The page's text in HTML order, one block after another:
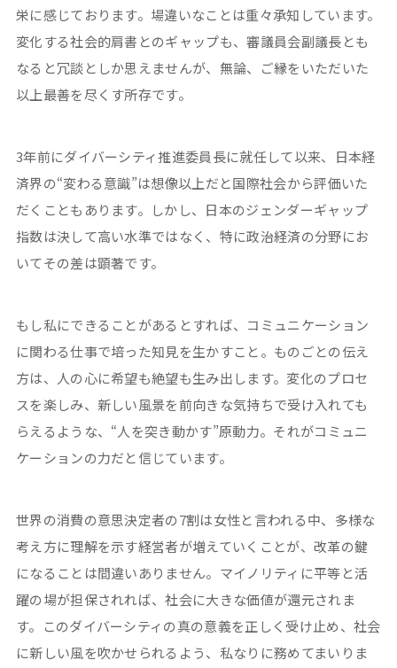
栄に感じております。場違いなことは重々承知しています。
変化する社会的肩書とのギャップも、審議員会副議長とも
なると冗談としか思えませんが、無論、ご縁をいただいた
以上最善を尽くす所存です。
3年前にダイバーシティ推進委員長に就任して以来、日本経
済界の“変わる意識”は想像以上だと国際社会から評価いた
だくこともあります。しかし、日本のジェンダーギャップ
指数は決して高い水準ではなく、特に政治経済の分野にお
いてその差は顕著です。
もし私にできることがあるとすれば、コミュニケーション
に関わる仕事で培った知見を生かすこと。ものごとの伝え
方は、人の心に希望も絶望も生み出します。変化のプロセ
スを楽しみ、新しい風景を前向きな気持ちで受け入れても
らえるような、“人を突き動かす”原動力。それがコミュニ
ケーションの力だと信じています。
世界の消費の意思決定者の7割は女性と言われる中、多様な
考え方に理解を示す経営者が増えていくことが、改革の鍵
になることは間違いありません。マイノリティに平等と活
躍の場が担保されれば、社会に大きな価値が還元されま
す。このダイバーシティの真の意義を正しく受け止め、社会
に新しい風を吹かせられるよう、私なりに務めてまいりま